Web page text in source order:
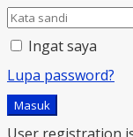
Ingat saya
Lupa password?
Masuk